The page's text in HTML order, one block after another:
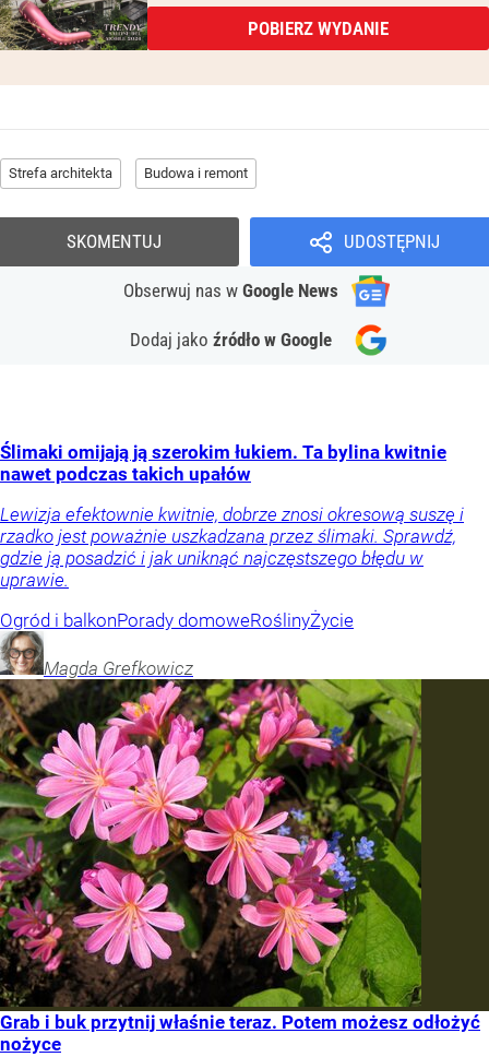
POBIERZ WYDANIE
Strefa architekta Budowa i remont
UDOSTĘPNIJ
Obserwuj nas w Google News
Dodaj jako źródło w Google
SKOMENTUJ
Ślimaki omijają ją szerokim łukiem. Ta bylina kwitnie
nawet podczas takich upałów
Lewizja efektownie kwitnie, dobrze znosi okresową suszę i
rzadko jest poważnie uszkadzana przez ślimaki. Sprawdź,
gdzie ją posadzić i jak uniknąć najczęstszego błędu w
uprawie.
Ogród i balkonPorady domoweRoślinyŻycie
Magda Grefkowicz
Grab i buk przytnij właśnie teraz. Potem możesz odłożyć
nożyce